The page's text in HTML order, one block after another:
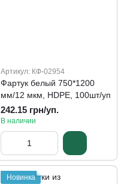
Артикул: КФ-02954
Фартук белый 750*1200
мм/12 мкм, HDPE, 100шт/уп
242.15 грн/уп.
В наличии
Новинка